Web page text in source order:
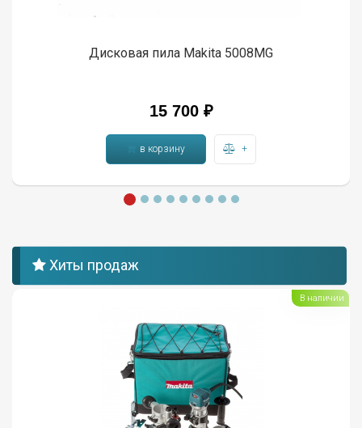
Дисковая пила Makita 5008MG
15 700 ₽
в корзину +
Хиты продаж
В наличии